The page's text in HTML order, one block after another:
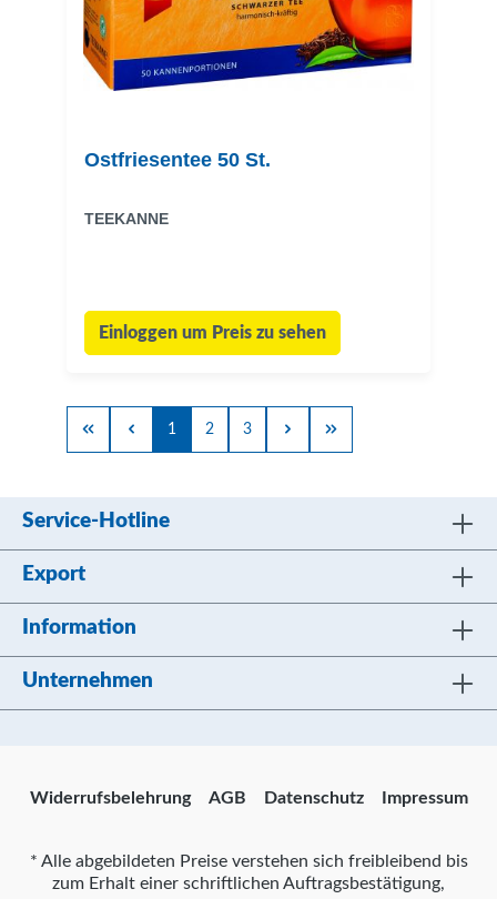
Ostfriesentee 50 St.
TEEKANNE
Einloggen um Preis zu sehen
1 2 3
Service-Hotline
Export
Information
Unternehmen
Widerrufsbelehrung AGB Datenschutz Impressum
* Alle abgebildeten Preise verstehen sich freibleibend bis
zum Erhalt einer schriftlichen Auftragsbestätigung,